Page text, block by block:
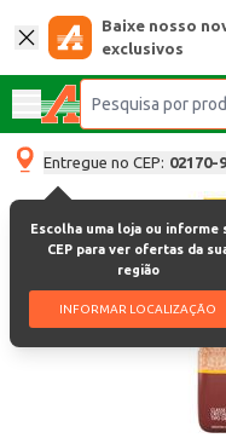
Baixe nosso
exclusivos
Entregue no CEP: 02170-
Escolha uma loja ou informe
CEP para ver ofertas da
região
INFORMAR LOCALIZAÇÃO